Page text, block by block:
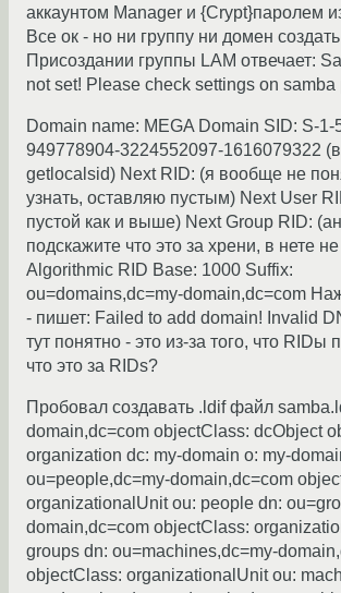
аккаунтом Manager и {Crypt}паролем
Все ок - но ни группу ни домен
Присоздании группы LAM отвечает:
not set! Please check settings on samba
Domain name: MEGA Domain SID: S-1-
949778904-3224552097-1616079322
getlocalsid) Next RID: (я вообще не
узнать, оставляю пустым) Next User
пустой как и выше) Next Group RID:
подскажите что это за хрени, в нете
Algorithmic RID Base: 1000 Suffix:
ou=domains,dc=my-domain,dc=com
- пишет: Failed to add domain! Invalid
тут понятно - это из-за того, что RIDы
что это за RIDs?
Пробовал создавать .ldif файл
domain,dc=com objectClass: dcObject
organization dc: my-domain o: my-
ou=people,dc=my-domain,dc=com
organizationalUnit ou: people dn:
domain,dc=com objectClass:
groups dn: ou=machines,dc=my-
objectClass: organizationalUnit ou: